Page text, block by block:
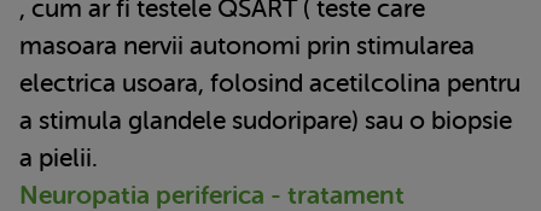
, cum ar fi testele QSART ( teste care
masoara nervii autonomi prin stimularea
electrica usoara, folosind acetilcolina pentru
a stimula glandele sudoripare) sau o biopsie
a pielii.
Neuropatia periferica - tratament